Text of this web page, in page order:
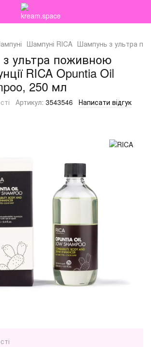
Шампуні RICA Шампунь з ультра
ультра поживною
RICA Opuntia Oil
250 мл
Артикул: 3543546 Написати відгук